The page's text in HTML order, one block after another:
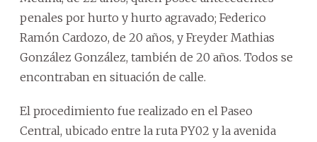
penales por hurto y hurto agravado; Federico
Ramón Cardozo, de 20 años, y Freyder Mathias
González González, también de 20 años. Todos se
encontraban en situación de calle.
El procedimiento fue realizado en el Paseo
Central, ubicado entre la ruta PY02 y la avenida